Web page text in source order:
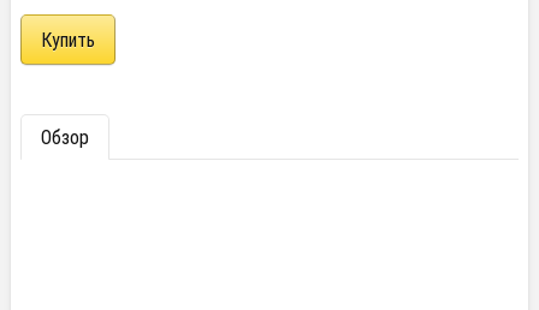
Обзор